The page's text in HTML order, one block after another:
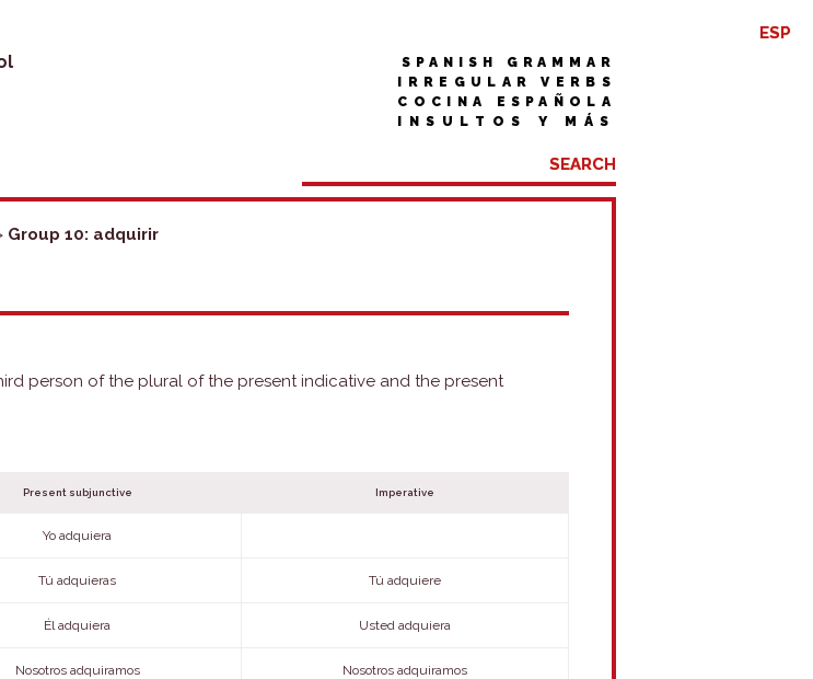
SPANISH GRAMMAR
IRREGULAR VERBS
COCINA ESPAÑOLA
INSULTOS Y MÁS
ESP
Group 10: adquirir
person of the plural of the present indicative and the present
Present subjunctive Imperative
Yo adquiera
Tú adquieras Tú adquiere
Él adquiera Usted adquiera
Nosotros adquiramos Nosotros adquiramos